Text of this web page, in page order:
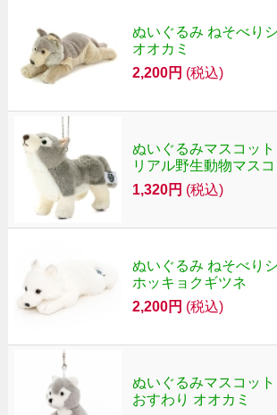
ぬいぐるみ ねそべり
オオカミ
2,200円 (税込)
ぬいぐるみマスコット
リアル野生動物マス
1,320円 (税込)
ぬいぐるみ ねそべり
ホッキョクギツネ
2,200円 (税込)
ぬいぐるみマスコット
おすわり オオカミ